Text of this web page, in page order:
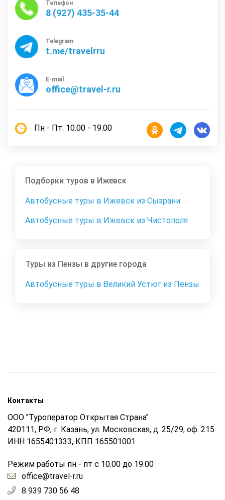
Телефон
8 (927) 435-35-44
Telegram
t.me/travelrru
E-mail
office@travel-r.ru
Пн - Пт: 10.00 - 19.00
Подборки туров в Ижевск
Автобусные туры в Ижевск из Сызрани
Автобусные туры в Ижевск из Чистополя
Туры из Пензы в другие города
Автобусные туры в Великий Устюг из Пензы
Контакты
ООО "Туроператор Открытая Страна"
420111, РФ, г. Казань, ул. Московская, д. 25/29, оф. 215
ИНН 1655401333, КПП 165501001
Режим работы пн - пт с 10.00 до 19.00
office@travel-r.ru
8 939 730 56 48